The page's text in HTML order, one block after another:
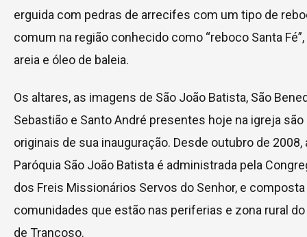
erguida com pedras de arrecifes com um tipo de
comum na região conhecido como “reboco Santa
areia e óleo de baleia.
Os altares, as imagens de São João Batista, São
Sebastião e Santo André presentes hoje na igreja são
originais de sua inauguração. Desde outubro de 2008,
Paróquia São João Batista é administrada pela
dos Freis Missionários Servos do Senhor, e
comunidades que estão nas periferias e zona rural
de Trancoso.